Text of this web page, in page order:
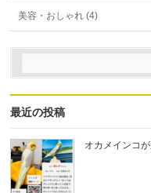
美容・おしゃれ (4)
最近の投稿
オカメインコ